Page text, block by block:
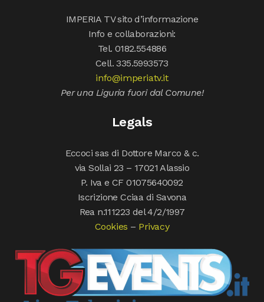
IMPERIA TV sito d’informazione
Info e collaborazioni:
Tel. 0182.554886
Cell. 335.5993573
info@imperiatv.it
Per una Liguria fuori dal Comune!
Legals
Eccoci sas di Dottore Marco & c.
via Sollai 23 – 17021 Alassio
P. Iva e CF 01075640092
Iscrizione Cciaa di Savona
Rea n.111223 del 4/2/1997
Cookies – Privacy